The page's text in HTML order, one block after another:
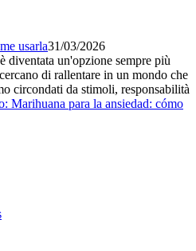
usarla31/03/2026
diventata un'opzione sempre più
di rallentare in un mondo che
circondati da stimoli, responsabilità
: Marihuana para la ansiedad: cómo